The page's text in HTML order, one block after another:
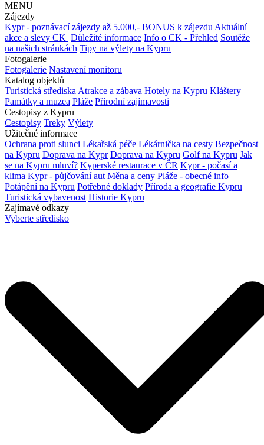
MENU
Zájezdy
Kypr - poznávací zájezdy až 5.000,- BONUS k zájezdu Aktuální
akce a slevy CK Důležité informace Info o CK - Přehled Soutěže
na našich stránkách Tipy na výlety na Kypru
Fotogalerie
Fotogalerie Nastavení monitoru
Katalog objektů
Turistická střediska Atrakce a zábava Hotely na Kypru Kláštery
Památky a muzea Pláže Přírodní zajímavosti
Cestopisy z Kypru
Cestopisy Treky Výlety
Užitečné informace
Ochrana proti slunci Lékařská péče Lékárnička na cesty Bezpečnost
na Kypru Doprava na Kypr Doprava na Kypru Golf na Kypru Jak
se na Kypru mluví? Kyperské restaurace v ČR Kypr - počasí a
klima Kypr - půjčování aut Měna a ceny Pláže - obecné info
Potápění na Kypru Potřebné doklady Příroda a geografie Kypru
Turistická vybavenost Historie Kypru
Zajímavé odkazy
Vyberte středisko